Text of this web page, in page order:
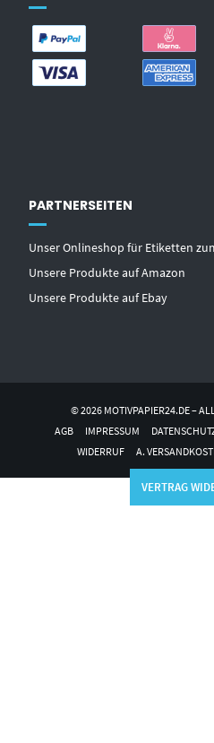
PARTNERSEITEN
Unser Onlineshop für Etiketten
Unsere Produkte auf Amazon
Unsere Produkte auf Ebay
© 2026 MOTIVPAPIER24.DE –
AGB
IMPRESSUM
WIDERRUF
A.
VERTRAG